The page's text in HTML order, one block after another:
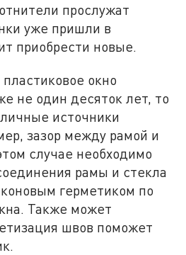
прослужат
уже пришли в
приобрести новые.
окно
не один десяток лет, то
источники
зазор между рамой и
случае необходимо
рамы и стекла
герметиком по
Также может
швов поможет